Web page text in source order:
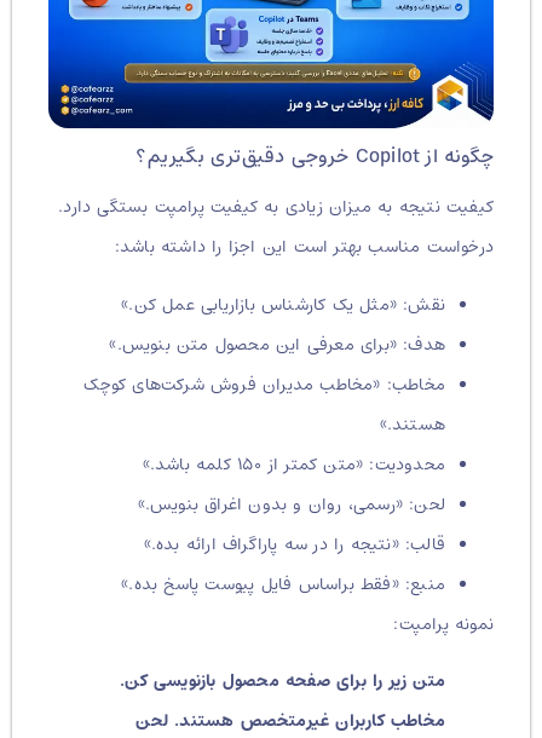
چگونه از Copilot خروجی دقیق‌تری بگیریم؟
کیفیت نتیجه به میزان زیادی به کیفیت پرامپت بستگی دارد.
درخواست مناسب بهتر است این اجزا را داشته باشد:
نقش: «مثل یک کارشناس بازاریابی عمل کن.»
هدف: «برای معرفی این محصول متن بنویس.»
مخاطب: «مخاطب مدیران فروش شرکت‌های کوچک
هستند.»
محدودیت: «متن کمتر از ۱۵۰ کلمه باشد.»
لحن: «رسمی، روان و بدون اغراق بنویس.»
قالب: «نتیجه را در سه پاراگراف ارائه بده.»
منبع: «فقط براساس فایل پیوست پاسخ بده.»
نمونه پرامپت:
متن زیر را برای صفحه محصول بازنویسی کن.
مخاطب کاربران غیرمتخصص هستند. لحن